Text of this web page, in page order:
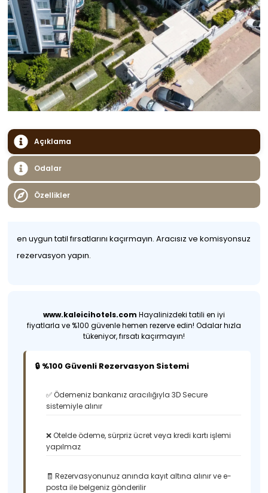
Açıklama
Odalar
Özellikler
en uygun tatil fırsatlarını kaçırmayın. Aracısız ve komisyonsuz
rezervasyon yapın.
www.kaleicihotels.com Hayalinizdeki tatili en iyi
fiyatlarla ve %100 güvenle hemen rezerve edin! Odalar hızla
tükeniyor, fırsatı kaçırmayın!
🔒 %100 Güvenli Rezervasyon Sistemi
✅ Ödemeniz bankanız aracılığıyla 3D Secure
sistemiyle alınır
❌ Otelde ödeme, sürpriz ücret veya kredi kartı işlemi
yapılmaz
🧾 Rezervasyonunuz anında kayıt altına alınır ve e-
posta ile belgeniz gönderilir